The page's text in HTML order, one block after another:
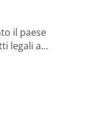
il paese
legali a…